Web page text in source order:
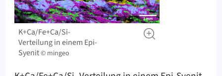
K+Ca/Fe+Ca/Si-
Verteilung in einem Epi-
Syenit© mingeo